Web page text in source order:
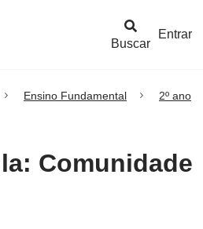
Buscar
Entrar
Ensino Fundamental 2º ano
Comunidade